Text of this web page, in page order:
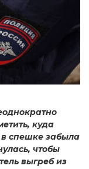
куда
в спешке забыла
чтобы
выгреб из